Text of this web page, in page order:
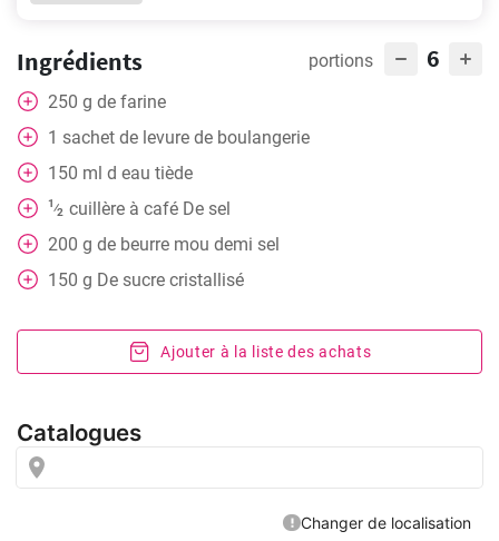
Ingrédients portions 6
250 g de farine
1 sachet de levure de boulangerie
150 ml d eau tiède
1⁄2 cuillère à café De sel
200 g de beurre mou demi sel
150 g De sucre cristallisé
Ajouter à la liste des achats